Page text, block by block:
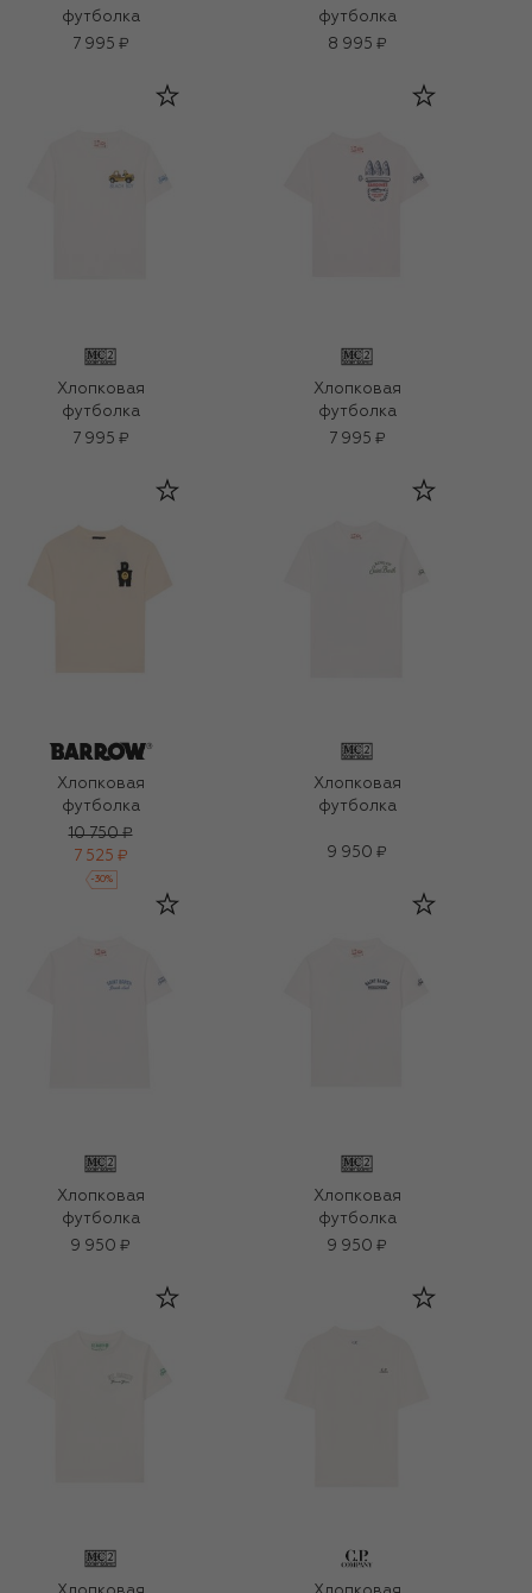
футболка
7 995 ₽
футболка
8 995 ₽
Хлопковая
футболка
7 995 ₽
Хлопковая
футболка
7 995 ₽
Хлопковая
футболка
10 750 ₽
7 525 ₽
-30%
Хлопковая
футболка
9 950 ₽
Хлопковая
футболка
9 950 ₽
Хлопковая
футболка
9 950 ₽